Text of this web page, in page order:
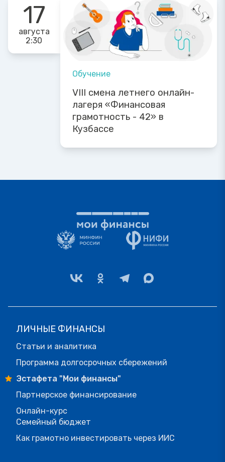
17
августа
2:30
Обучение
VIII смена летнего онлайн-
лагеря «Финансовая
грамотность - 42» в
Кузбассе
ЛИЧНЫЕ ФИНАНСЫ
Статьи и аналитика
Программа долгосрочных сбережений
Эстафета "Мои финансы"
Партнерское финансирование
Онлайн-курс
Семейный бюджет
Как грамотно инвестировать через ИИС